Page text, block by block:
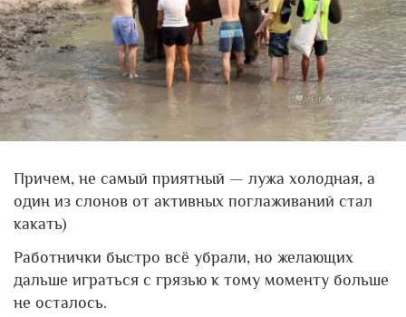
Причем, не самый приятный — лужа холодная, а
один из слонов от активных поглаживаний стал
какать)
Работнички быстро всё убрали, но желающих
дальше играться с грязью к тому моменту больше
не осталось.